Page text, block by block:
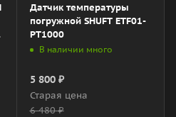
Датчик температуры
погружной SHUFT ETF01-
PT1000
В наличии много
5 800₽
Старая цена
6 480₽